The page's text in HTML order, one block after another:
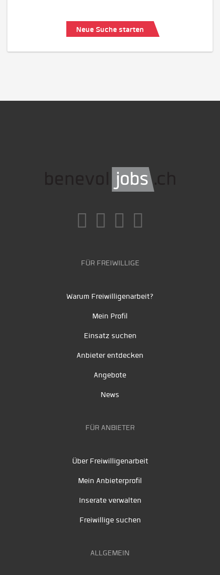
Neue Suche starten
FÜR FREIWILLIGE
Warum Freiwilligenarbeit?
Mein Profil
Einsatz suchen
Anbieter entdecken
Angebote
News
FÜR ANBIETER
Über Freiwilligenarbeit
Mein Anbieterprofil
Inserate verwalten
Freiwillige suchen
ALLGEMEIN